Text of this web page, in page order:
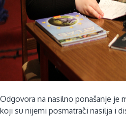
Odgovora na nasilno ponašanje je
koji su nijemi posmatrači nasilja i